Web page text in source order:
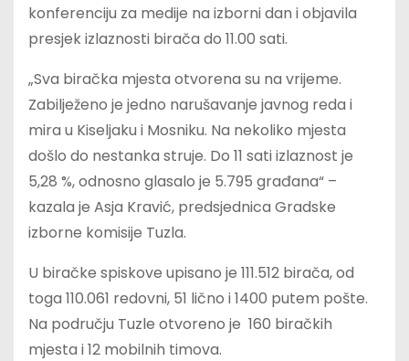
konferenciju za medije na izborni dan i objavila
presjek izlaznosti birača do 11.00 sati.
„Sva biračka mjesta otvorena su na vrijeme.
Zabilježeno je jedno narušavanje javnog reda i
mira u Kiseljaku i Mosniku. Na nekoliko mjesta
došlo do nestanka struje. Do 11 sati izlaznost je
5,28 %, odnosno glasalo je 5.795 građana“ –
kazala je Asja Kravić, predsjednica Gradske
izborne komisije Tuzla.
U biračke spiskove upisano je 111.512 birača, od
toga 110.061 redovni, 51 lično i 1400 putem pošte.
Na području Tuzle otvoreno je 160 biračkih
mjesta i 12 mobilnih timova.